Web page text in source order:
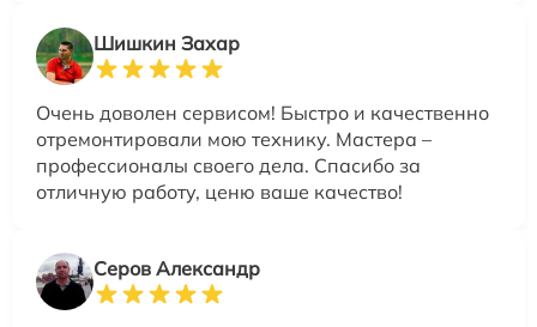
Шишкин Захар
Очень доволен сервисом! Быстро и качественно
отремонтировали мою технику. Мастера –
профессионалы своего дела. Спасибо за
отличную работу, ценю ваше качество!
Серов Александр